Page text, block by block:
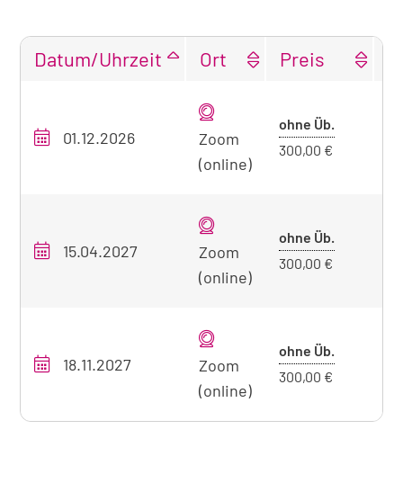
unseres
Seminar
Datum/Uhrzeit Ort Preis
01.12.2026
Zoom
(online)
ohne Üb.
300,00 €
15.04.2027
Zoom
(online)
ohne Üb.
300,00 €
18.11.2027
Zoom
(online)
ohne Üb.
300,00 €